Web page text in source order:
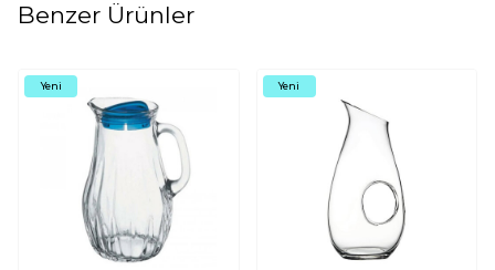
Benzer Ürünler
Yeni Yeni